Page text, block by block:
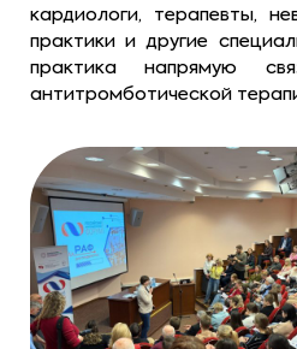
кардиологи, терапевты,
практики и другие
практика напрямую
антитромботической